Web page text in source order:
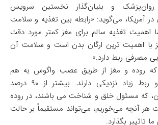
روان‌پزشک و بنیان‌گذار نخستین سرویس
آمریکا، می‌گوید: «رابطه بین تغذیه و سلامت
اهمیت تغذیه سالم برای مغز کمتر مورد دقت
با اهمیت ترین ارگان بدن است و سلامت آن
مصرفی ربط دارد.»
روده و مغز از طریق عصب واگوس به هم
متصل می باشند و ربط زیاد نزدیکی دارند. بیشتر از ۹۰ درصد
که مسئول خلق و شناخت می باشند، در روده
هر آنچه می‌خوریم، می‌تواند مستقیماً بر حالت
تاثییر بگذارد.